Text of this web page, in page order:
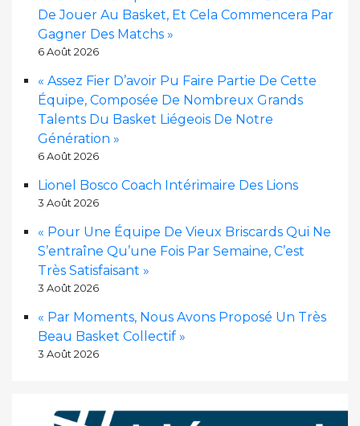
De Jouer Au Basket, Et Cela Commencera Par
Gagner Des Matchs »
6 Août 2026
« Assez Fier D’avoir Pu Faire Partie De Cette
Équipe, Composée De Nombreux Grands
Talents Du Basket Liégeois De Notre
Génération »
6 Août 2026
Lionel Bosco Coach Intérimaire Des Lions
3 Août 2026
« Pour Une Équipe De Vieux Briscards Qui Ne
S’entraîne Qu’une Fois Par Semaine, C’est
Très Satisfaisant »
3 Août 2026
« Par Moments, Nous Avons Proposé Un Très
Beau Basket Collectif »
3 Août 2026